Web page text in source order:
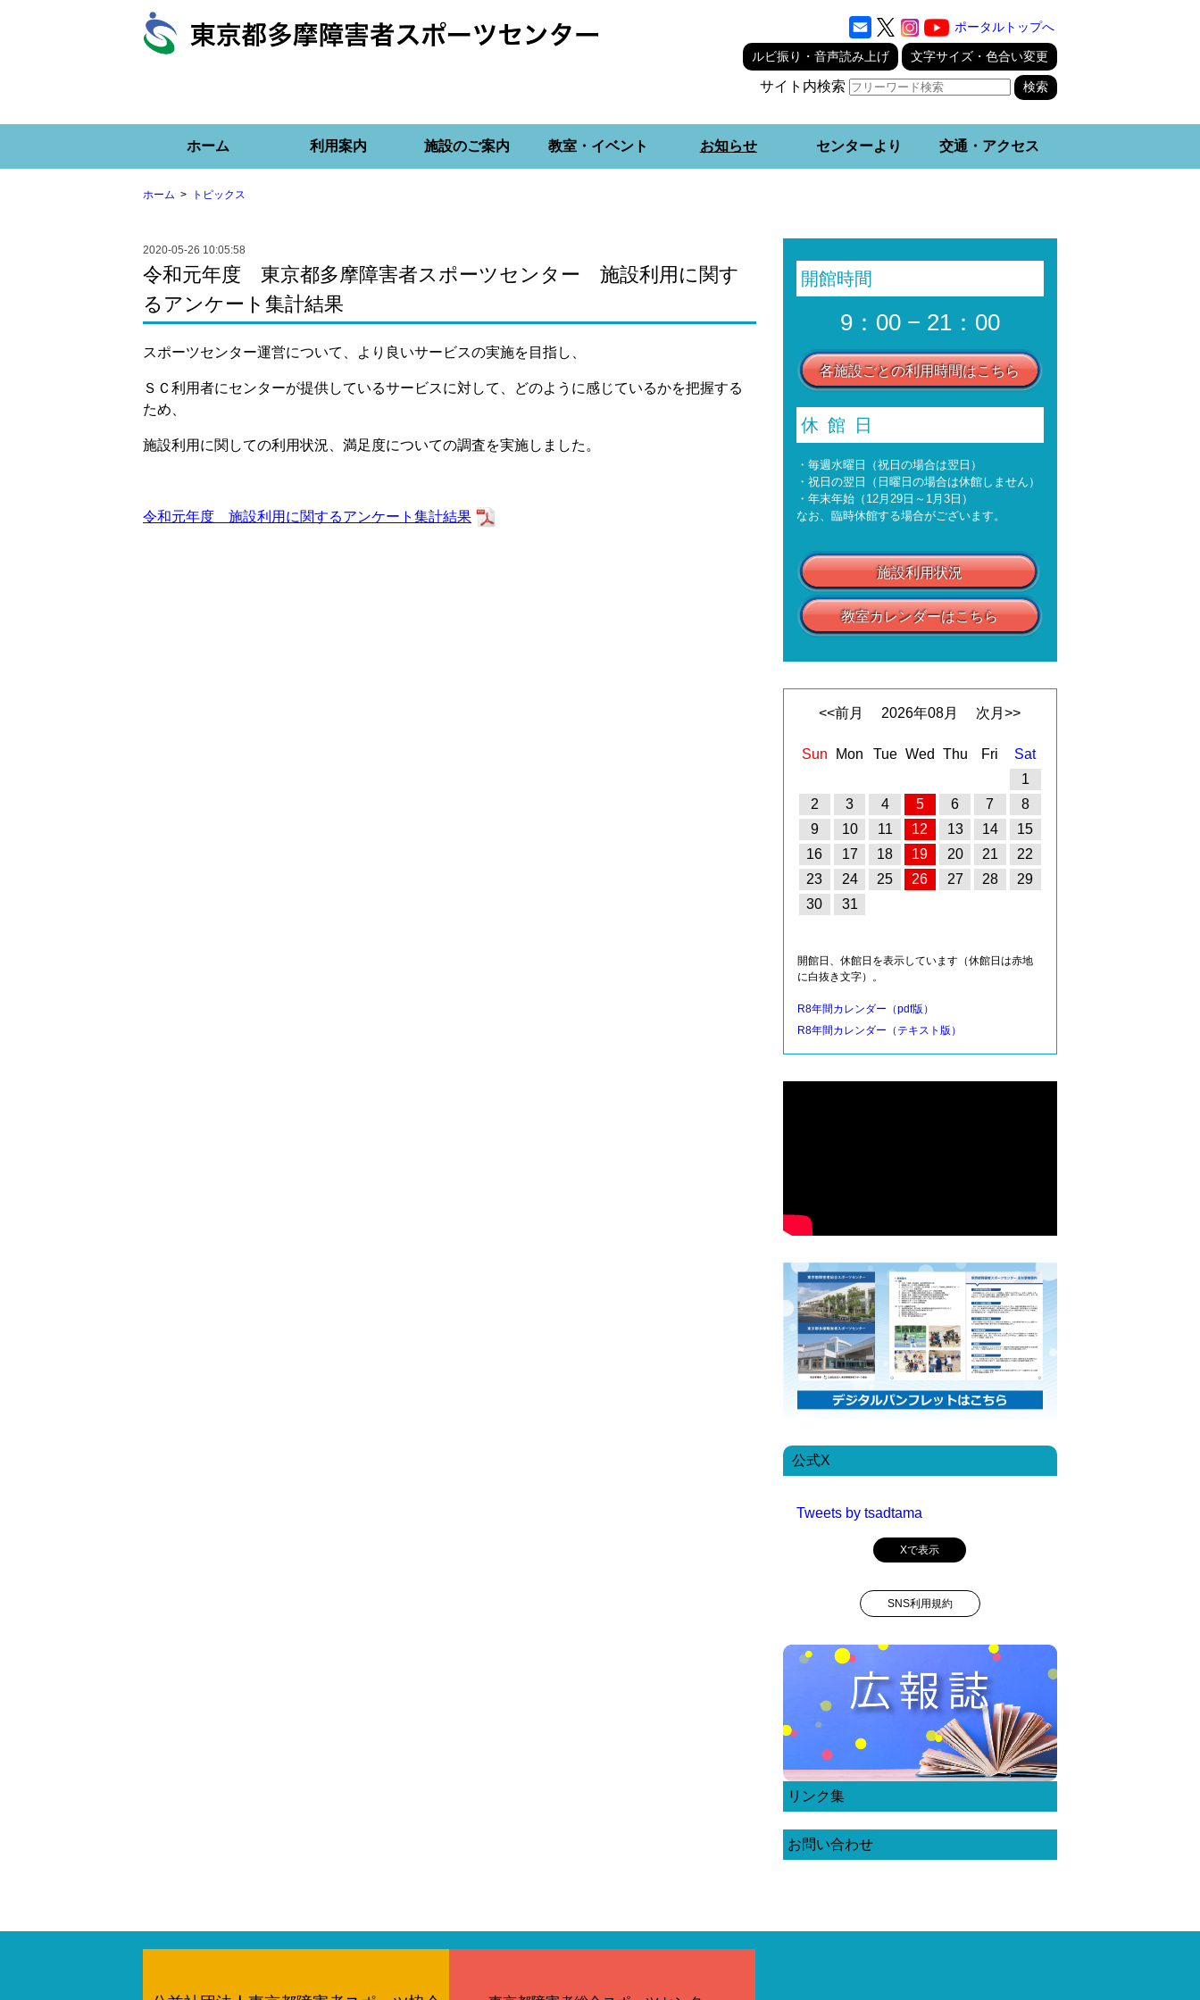
ポータルトップへ
ルビ振り・音声読み上げ 文字サイズ・色合い変更
サイト内検索
ホーム 利用案内 施設のご案内 教室・イベント お知らせ センターより 交通・アクセス
ホーム トピックス
2020-05-26 10:05:58
令和元年度 東京都多摩障害者スポーツセンター 施設利用に関す
るアンケート集計結果
スポーツセンター運営について、より良いサービスの実施を目指し、
ＳＣ利用者にセンターが提供しているサービスに対して、どのように感じているかを把握する
ため、
施設利用に関しての利用状況、満足度についての調査を実施しました。
令和元年度 施設利用に関するアンケート集計結果
開館時間
9：00 − 21：00
各施設ごとの利用時間はこちら
休館日
・毎週水曜日（祝日の場合は翌日）
・祝日の翌日（日曜日の場合は休館しません）
・年末年始（12月29日～1月3日）
なお、臨時休館する場合がございます。
施設利用状況
教室カレンダーはこちら
<<前月 2026年08月 次月>>
Sun Mon Tue Wed Thu Fri
Sat
1
2
3 4 5 6 7
8
9
10 11 12 13 14
15
16
17 18 19 20 21
22
23
24 25 26 27 28
29
30
31
開館日、休館日を表示しています（休館日は赤地
に白抜き文字）。
R8年間カレンダー（pdf版）
R8年間カレンダー（テキスト版）
公式X
Tweets by tsadtama
Xで表示
SNS利用規約
リンク集
お問い合わせ